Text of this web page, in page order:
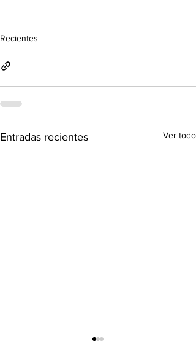
Recientes
Entradas recientes Ver todo